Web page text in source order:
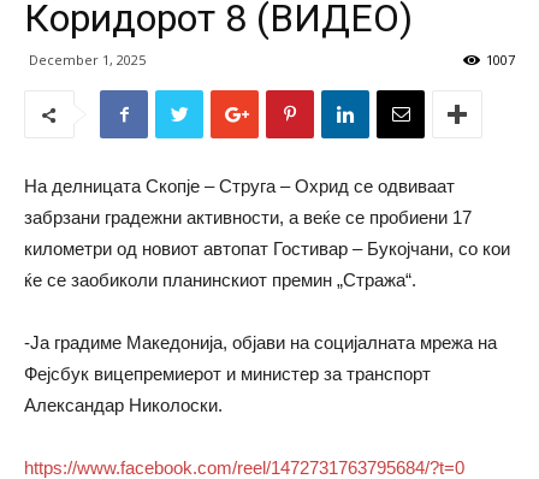
Коридорот 8 (ВИДЕО)
December 1, 2025 1007
На делницата Скопје – Струга – Охрид се одвиваат
забрзани градежни активности, а веќе се пробиени 17
километри од новиот автопат Гостивар – Букојчани, со кои
ќе се заобиколи планинскиот премин „Стража“.
-Ја градиме Македонија, објави на социјалната мрежа на
Фејсбук вицепремиерот и министер за транспорт
Александар Николоски.
https://www.facebook.com/reel/1472731763795684/?t=0